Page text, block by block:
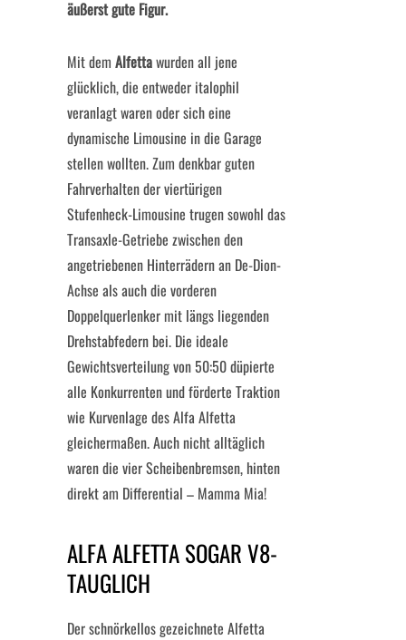
äußerst gute Figur.
Mit dem Alfettawurden all jene
glücklich, die entweder italophil
veranlagt waren oder sich eine
dynamische Limousine in die Garage
stellen wollten. Zum denkbar guten
Fahrverhalten der viertürigen
Stufenheck-Limousine trugen sowohl das
Transaxle-Getriebe zwischen den
angetriebenen Hinterrädern an De-Dion-
Achse als auch die vorderen
Doppelquerlenker mit längs liegenden
Drehstabfedern bei. Die ideale
Gewichtsverteilung von 50:50 düpierte
alle Konkurrenten und förderte Traktion
wie Kurvenlage des Alfa Alfetta
gleichermaßen. Auch nicht alltäglich
waren die vier Scheibenbremsen, hinten
direkt am Differential – Mamma Mia!
ALFA ALFETTA SOGAR V8-
TAUGLICH
Der schnörkellos gezeichnete Alfetta